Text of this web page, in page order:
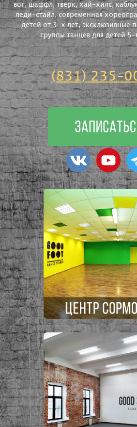
вог, шаффл, тверк, хай-хилс,
леди-стайл, современная
детей от 3-х лет, эксклюзивные
группы танцев для детей
(831) 235-